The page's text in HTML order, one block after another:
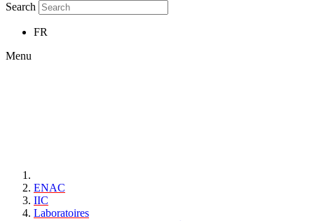
Search
FR
Menu
ENAC
IIC
Laboratoires